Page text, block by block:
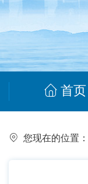
首页
您现在的位置：